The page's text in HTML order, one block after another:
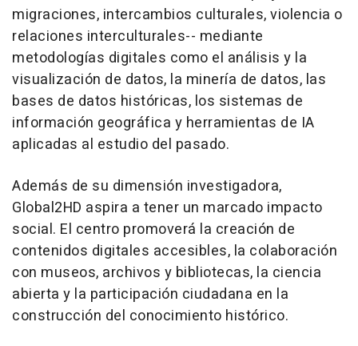
migraciones, intercambios culturales, violencia o
relaciones interculturales-- mediante
metodologías digitales como el análisis y la
visualización de datos, la minería de datos, las
bases de datos históricas, los sistemas de
información geográfica y herramientas de IA
aplicadas al estudio del pasado.
Además de su dimensión investigadora,
Global2HD aspira a tener un marcado impacto
social. El centro promoverá la creación de
contenidos digitales accesibles, la colaboración
con museos, archivos y bibliotecas, la ciencia
abierta y la participación ciudadana en la
construcción del conocimiento histórico.